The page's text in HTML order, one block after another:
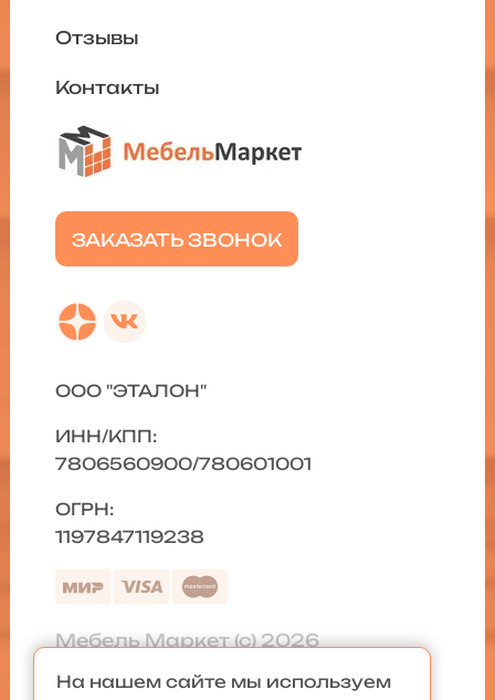
ЗАКАЗАТЬ ЗВОНОК
Отзывы
Контакты
ООО "ЭТАЛОН"
ИНН/КПП:
7806560900/780601001
ОГРН:
1197847119238
Мебель Маркет (с) 2026
Политика конфиденциальности
На нашем сайте мы используем